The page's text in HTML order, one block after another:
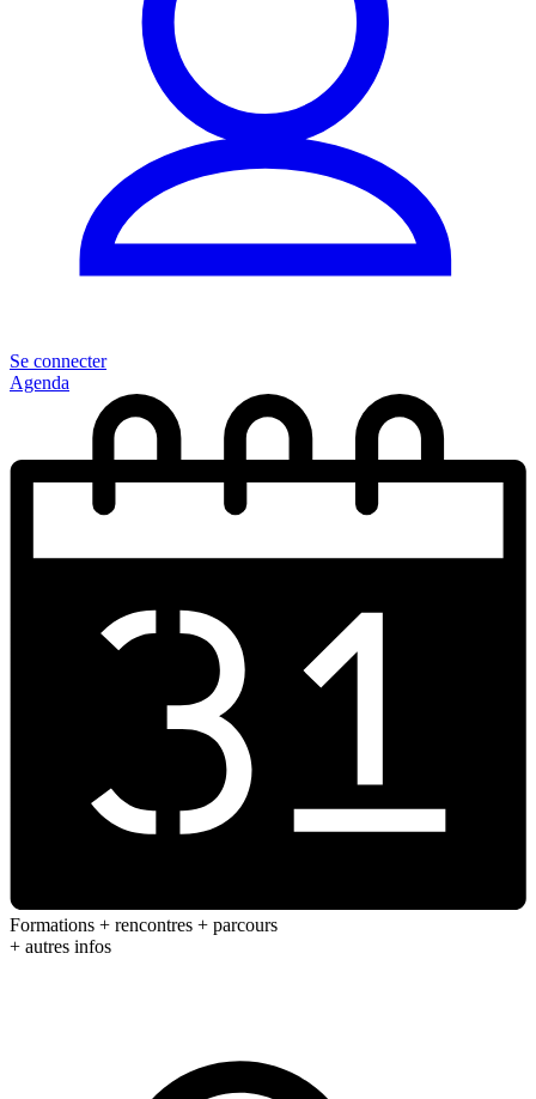
Se connecter
Agenda
Formations + rencontres + parcours
+ autres infos